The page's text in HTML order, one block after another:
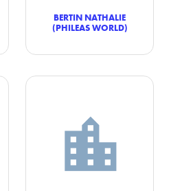
BERTIN NATHALIE
(PHILEAS WORLD)